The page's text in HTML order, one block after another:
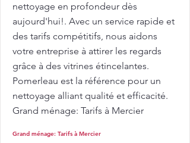
nettoyage en profondeur dès
aujourd'hui!. Avec un service rapide et
des tarifs compétitifs, nous aidons
votre entreprise à attirer les regards
grâce à des vitrines étincelantes.
Pomerleau est la référence pour un
nettoyage alliant qualité et efficacité.
Grand ménage: Tarifs à Mercier
Grand ménage: Tarifs à Mercier